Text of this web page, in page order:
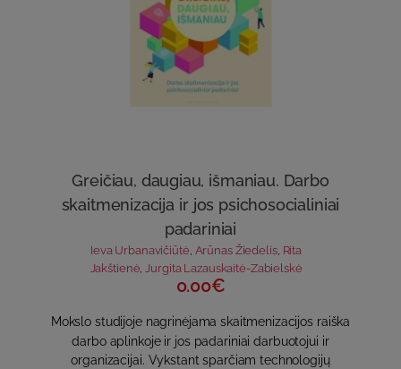
Greičiau, daugiau, išmaniau. Darbo
skaitmenizacija ir jos psichosocialiniai
padariniai
Ieva Urbanavičiūtė Arūnas Žiedelis, Rita
Jakštienė Jurgita Lazauskaitė-Zabielskė
0.00€
Mokslo studijoje nagrinėjama skaitmenizacijos raiška
darbo aplinkoje ir jos padariniai darbuotojui ir
organizacijai. Vykstant sparčiam technologijų